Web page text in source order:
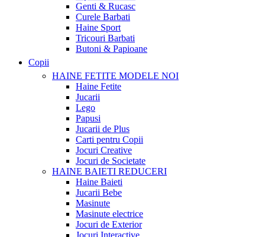
Genti & Rucasc
Curele Barbati
Haine Sport
Tricouri Barbati
Butoni & Papioane
Copii
HAINE FETITE MODELE NOI
Haine Fetite
Jucarii
Lego
Papusi
Jucarii de Plus
Carti pentru Copii
Jocuri Creative
Jocuri de Societate
HAINE BAIETI REDUCERI
Haine Baieti
Jucarii Bebe
Masinute
Masinute electrice
Jocuri de Exterior
Jocuri Interactive